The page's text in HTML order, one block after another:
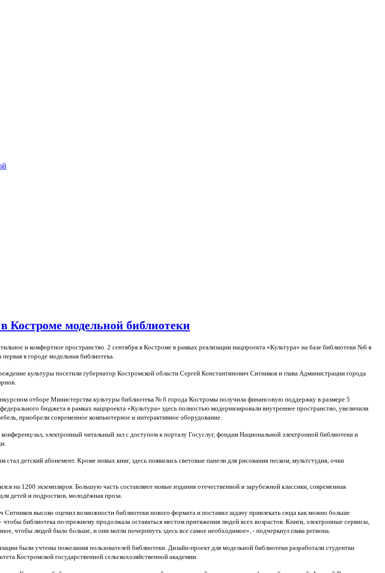
Костроме модельной библиотеки
и комфортное пространство. 2 сентября в Костроме в рамках реализации нацпроекта «Культура» на базе библиотеки №6 в
в городе модельная библиотека.
культуры посетили губернатор Костромской области Сергей Константинович Ситников и глава Администрации города
отборе Министерства культуры библиотека № 6 города Костромы получила финансовую поддержку в размере 5
бюджета в рамках нацпроекта «Культура» здесь полностью модернизировали внутреннее пространство, увеличили
приобрели современное компьютерное и интерактивное оборудование.
зал, электронный читальный зал с доступом к порталу Госуслуг, фондам Национальной электронной библиотеки и
детский абонемент. Кроме новых книг, здесь появились световые панели для рисования песком, мультстудия, очки
на 1200 экземпляров. Большую часть составляют новые издания отечественной и зарубежной классики, современная
детей и подростков, молодёжная проза.
Ситников высоко оценил возможности библиотеки нового формата и поставил задачу привлекать сюда как можно больше
чтобы библиотека по-прежнему продолжала оставаться местом притяжения людей всех возрастов. Книги, электронные сервисы,
чтобы людей было больше, и они могли почерпнуть здесь все самое необходимое», - подчеркнул глава региона.
были учтены пожелания пользователей библиотеки. Дизайн-проект для модельной библиотеки разработали студентки
Костромской государственной сельскохозяйственной академии.